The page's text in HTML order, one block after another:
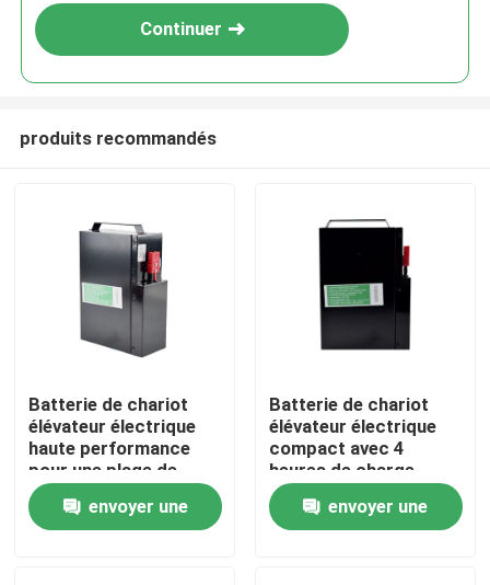
Maison
Produits
Continuer
produits recommandés
Batterie de chariot
élévateur électrique
haute performance
pour une plage de
température de -20 °C
à 50 °C envoyer une
Batterie de chariot
élévateur électrique
compact avec 4
heures de charge
185*84.5*250mm
envoyer une